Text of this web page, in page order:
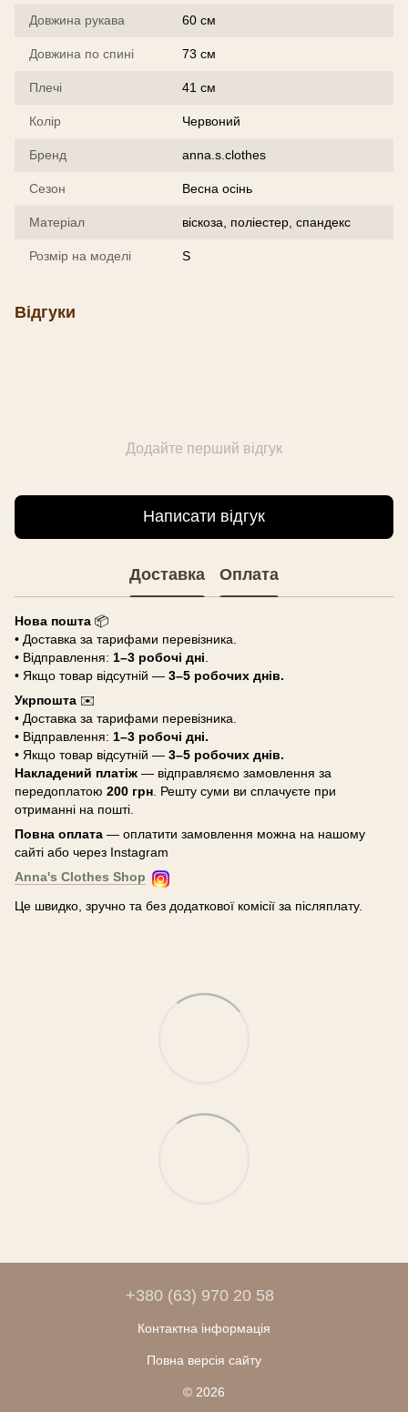
Довжина рукава 60 см
Довжина по спині 73 см
Плечі 41 см
Колір Червоний
Бренд anna.s.clothes
Сезон Весна осінь
Матеріал віскоза, поліестер, спандекс
Розмір на моделі S
Відгуки
Додайте перший відгук
Написати відгук
Доставка Оплата
Нова пошта 📦
• Доставка за тарифами перевізника.
• Відправлення: 1–3 робочі дні
• Якщо товар відсутній — 3–5 робочих днів.
Укрпошта ✉️
• Доставка за тарифами перевізника.
• Відправлення: 1–3 робочі дні.
• Якщо товар відсутній — 3–5 робочих днів.
Накладений платіж — відправляємо замовлення за
передоплатою 200 грн . Решту суми ви сплачуєте при
отриманні на пошті.
Повна оплата — оплатити замовлення можна на нашому
сайті або через Instagram
Anna's Clothes Shop
Це швидко, зручно та без додаткової комісії за післяплату.
+380 (63) 970 20 58
Контактна інформація
Повна версія сайту
© 2026